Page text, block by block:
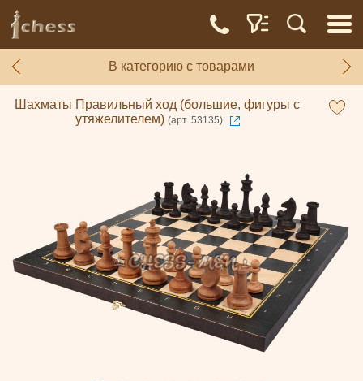
В категорию с товарами
Шахматы Правильный ход (большие, фигуры с
утяжелителем) (арт. 53135)